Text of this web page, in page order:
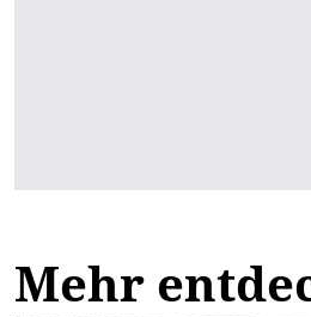
Mehr